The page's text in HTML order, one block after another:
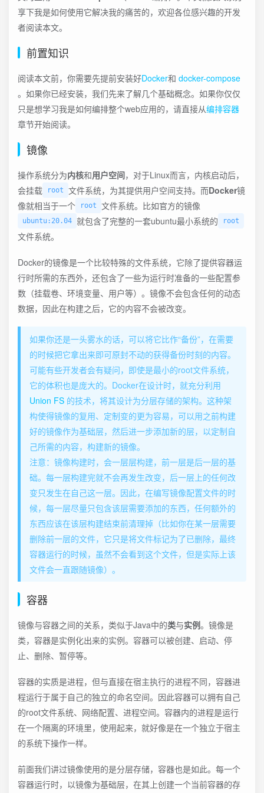
享下我是如何使用它解决我的痛苦的，欢迎各位感兴趣的开发
者阅读本文。
前置知识
阅读本文前，你需要先提前安装好Docker和 docker-compose
。如果你已经安装，我们先来了解几个基础概念。如果你仅仅
只是想学习我是如何编排整个web应用的，请直接从编排容器
章节开始阅读。
镜像
操作系统分为内核和用户空间，对于Linux而言，内核启动后，
会挂载
root 文件系统，为其提供用户空间支持。而Docker镜
像就相当于一个
root 文件系统。比如官方的镜像
ubuntu:20.04 就包含了完整的一套ubuntu最小系统的 root
文件系统。
Docker的镜像是一个比较特殊的文件系统，它除了提供容器运
行时所需的东西外，还包含了一些为运行时准备的一些配置参
数（挂载卷、环境变量、用户等）。镜像不会包含任何的动态
数据，因此在构建之后，它的内容不会被改变。
如果你还是一头雾水的话，可以将它比作“备份”，在需要
的时候把它拿出来即可原封不动的获得备份时刻的内容。
可能有些开发者会有疑问，即使是最小的root文件系统，
它的体积也是庞大的。Docker在设计时，就充分利用
Union FS 的技术，将其设计为分层存储的架构。这种架
构使得镜像的复用、定制变的更为容易，可以用之前构建
好的镜像作为基础层，然后进一步添加新的层，以定制自
己所需的内容，构建新的镜像。
️注意：镜像构建时，会一层层构建，前一层是后一层的基
础。每一层构建完就不会再发生改变，后一层上的任何改
变只发生在自己这一层。因此，在编写镜像配置文件的时
候，每一层尽量只包含该层需要添加的东西，任何额外的
东西应该在该层构建结束前清理掉（比如你在某一层需要
删除前一层的文件，它只是将文件标记为了已删除，最终
容器运行的时候，虽然不会看到这个文件，但是实际上该
文件会一直跟随镜像）。
容器
镜像与容器之间的关系，类似于Java中的类与实例。镜像是
类，容器是实例化出来的实例。容器可以被创建、启动、停
止、删除、暂停等。
容器的实质是进程，但与直接在宿主执行的进程不同，容器进
程运行于属于自己的独立的命名空间。因此容器可以拥有自己
的root文件系统、网络配置、进程空间。容器内的进程是运行
在一个隔离的环境里，使用起来，就好像是在一个独立于宿主
的系统下操作一样。
前面我们讲过镜像使用的是分层存储，容器也是如此。每一个
容器运行时，以镜像为基础层，在其上创建一个当前容器的存